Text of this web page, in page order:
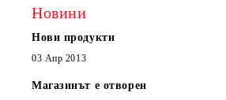
Новини
Нови продукти
03 Апр 2013
Магазинът е отворен